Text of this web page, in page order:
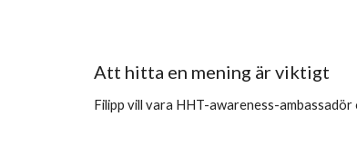
Att hitta en mening är viktigt
Filipp vill vara HHT-awareness-